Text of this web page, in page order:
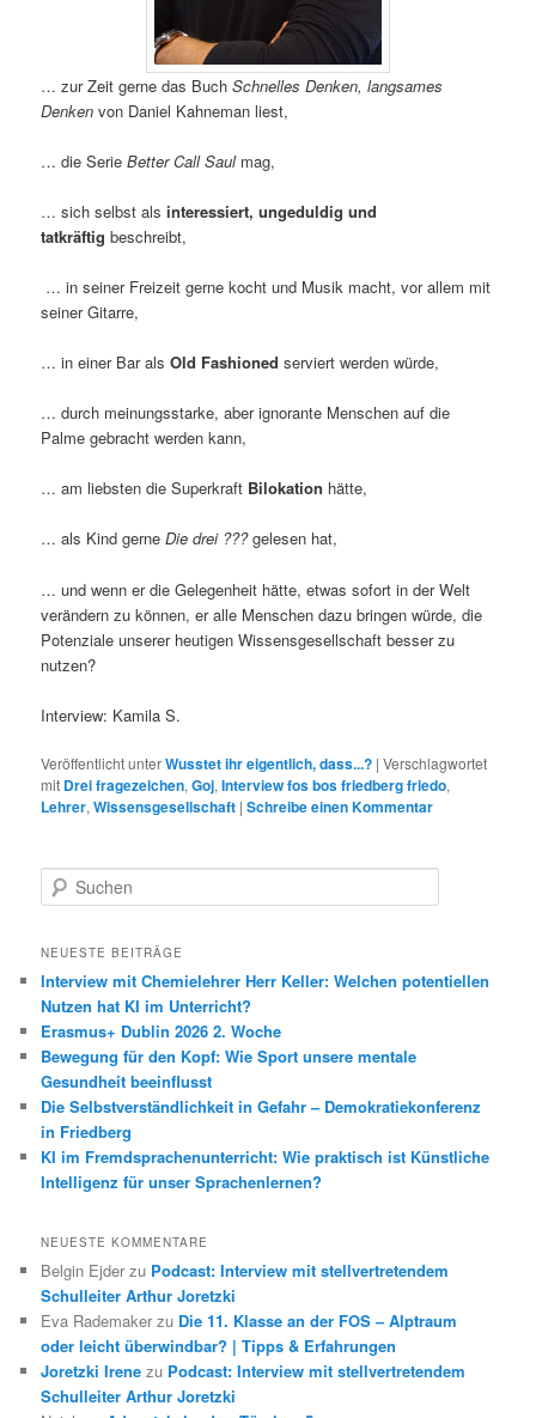
… zur Zeit gerne das BuchSchnelles Denken, langsames
Denken von Daniel Kahneman liest,
… die SerieBetter Call Saulmag,
… sich selbst alsinteressiert, ungeduldig und
tatkräftig beschreibt,
… in seiner Freizeit gerne kocht und Musik macht, vor allem mit
seiner Gitarre,
… in einer Bar alsOld Fashioned serviert werden würde,
… durch meinungsstarke, aber ignorante Menschen auf die
Palme gebracht werden kann,
… am liebsten die Superkraft Bilokation hätte,
… als Kind gerneDie drei ???gelesen hat,
… und wenn er die Gelegenheit hätte, etwas sofort in der Welt
verändern zu können, er alle Menschen dazu bringen würde, die
Potenziale unserer heutigen Wissensgesellschaft besser zu
nutzen?
Interview: Kamila S.
Veröffentlicht unterWusstet ihr eigentlich, dass...? |Verschlagwortet
mit Drei fragezeichen,Goj,Interview fos bos friedberg friedo,
Lehrer,Wissensgesellschaft |Schreibe einen Kommentar
u
h
n
NEUESTE BEITRÄGE
Interview mit Chemielehrer Herr Keller: Welchen potentiellen
Nutzen hat KI im Unterricht?
Erasmus+ Dublin 2026 2. Woche
Bewegung für den Kopf: Wie Sport unsere mentale
Gesundheit beeinflusst
Die Selbstverständlichkeit in Gefahr – Demokratiekonferenz
in Friedberg
KI im Fremdsprachenunterricht: Wie praktisch ist Künstliche
Intelligenz für unser Sprachenlernen?
NEUESTE KOMMENTARE
Belgin Ejder zu Podcast: Interview mit stellvertretendem
Schulleiter Arthur Joretzki
Eva Rademaker zu Die 11. Klasse an der FOS – Alptraum
oder leicht überwindbar? | Tipps & Erfahrungen
Joretzki Irene zu Podcast: Interview mit stellvertretendem
Schulleiter Arthur Joretzki